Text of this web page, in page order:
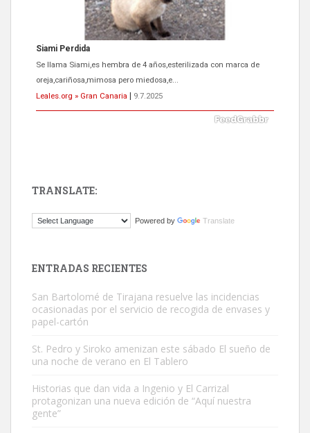
Siami Perdida
Se llama Siami,es hembra de 4 años,esterilizada con marca de
oreja,cariñosa,mimosa pero miedosa,e...
Leales.org » Gran Canaria
9.7.2025
El ayuntamiento se va a llevar a Los Gatos callejeros de la zona los
Este gato macho ha aparecido en la calle hace menos de un mes,
es muy manso y extremadamente cari...
Leales.org » Gran Canaria
TRANSLATE:
Powered by Translate
ENTRADAS RECIENTES
San Bartolomé de Tirajana resuelve las incidencias
ocasionadas por el servicio de recogida de envases y
papel-cartón
St. Pedro y Siroko amenizan este sábado El sueño de
una noche de verano en El Tablero
Historias que dan vida a Ingenio y El Carrizal
protagonizan una nueva edición de “Aquí nuestra
gente”